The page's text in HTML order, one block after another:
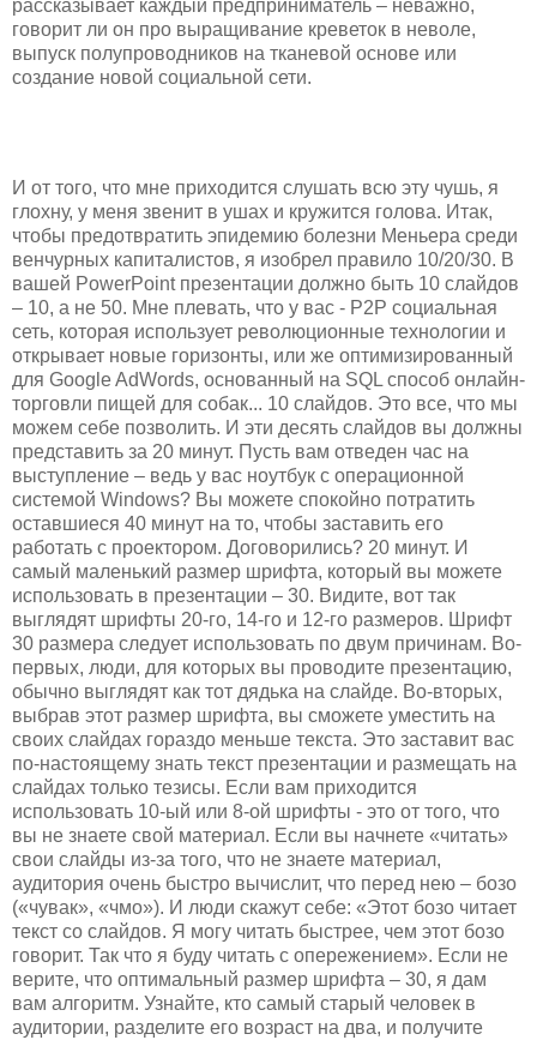
рассказывает каждый предприниматель – неважно,
говорит ли он про выращивание креветок в неволе,
выпуск полупроводников на тканевой основе или
создание новой социальной сети.
И от того, что мне приходится слушать всю эту чушь, я
глохну, у меня звенит в ушах и кружится голова. Итак,
чтобы предотвратить эпидемию болезни Меньера среди
венчурных капиталистов, я изобрел правило 10/20/30. В
вашей PowerPoint презентации должно быть 10 слайдов
– 10, а не 50. Мне плевать, что у вас - P2P социальная
сеть, которая использует революционные технологии и
открывает новые горизонты, или же оптимизированный
для Google AdWords, основанный на SQL способ онлайн-
торговли пищей для собак... 10 слайдов. Это все, что мы
можем себе позволить. И эти десять слайдов вы должны
представить за 20 минут. Пусть вам отведен час на
выступление – ведь у вас ноутбук с операционной
системой Windows? Вы можете спокойно потратить
оставшиеся 40 минут на то, чтобы заставить его
работать с проектором. Договорились? 20 минут. И
самый маленький размер шрифта, который вы можете
использовать в презентации – 30. Видите, вот так
выглядят шрифты 20-го, 14-го и 12-го размеров. Шрифт
30 размера следует использовать по двум причинам. Во-
первых, люди, для которых вы проводите презентацию,
обычно выглядят как тот дядька на слайде. Во-вторых,
выбрав этот размер шрифта, вы сможете уместить на
своих слайдах гораздо меньше текста. Это заставит вас
по-настоящему знать текст презентации и размещать на
слайдах только тезисы. Если вам приходится
использовать 10-ый или 8-ой шрифты - это от того, что
вы не знаете свой материал. Если вы начнете «читать»
свои слайды из-за того, что не знаете материал,
аудитория очень быстро вычислит, что перед нею – бозо
(«чувак», «чмо»). И люди скажут себе: «Этот бозо читает
текст со слайдов. Я могу читать быстрее, чем этот бозо
говорит. Так что я буду читать с опережением». Если не
верите, что оптимальный размер шрифта – 30, я дам
вам алгоритм. Узнайте, кто самый старый человек в
аудитории, разделите его возраст на два, и получите